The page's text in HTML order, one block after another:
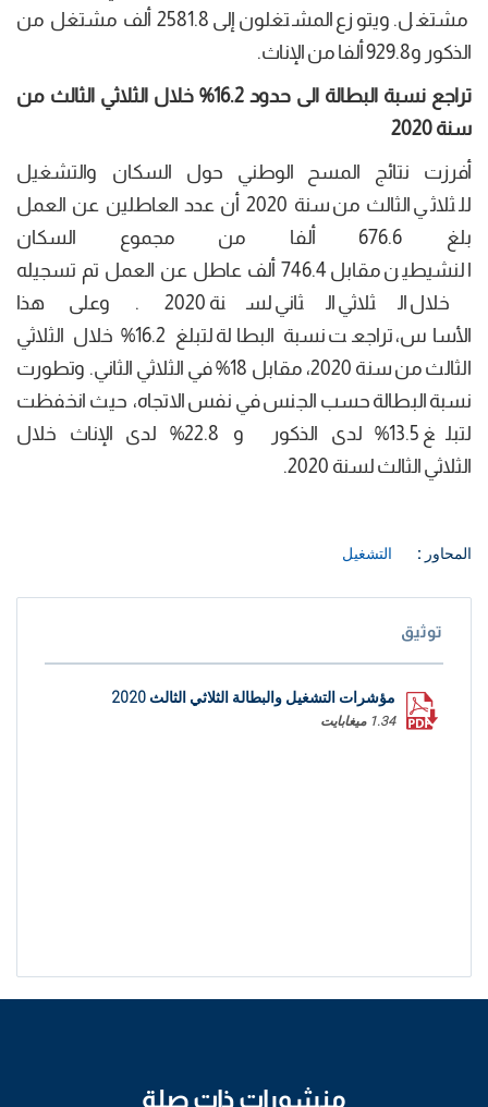
مشتغل. ويتوزع المشتغلون إلى 2581.8 ألف مشتغل من
الذكور و929.8 ألفا من الإناث.
تراجع نسبة البطالة الى حدود 16.2% خلال الثلاثي الثالث من
سنة 2020
أفرزت نتائج المسح الوطني حول السكان والتشغيل
للثلاثي الثالث من سنة 2020 أن عدد العاطلين عن العمل
بلغ 676.6 ألفا من مجموع السكان
النشيطين مقابل 746.4 ألف عاطل عن العمل تم تسجيله
خلال الثلاثي الثاني لسنة 2020 . وعلى هذا
الأساس، تراجعت نسبة البطالة لتبلغ 16.2% خلال الثلاثي
الثالث من سنة 2020، مقابل 18% في الثلاثي الثاني. وتطورت
نسبة البطالة حسب الجنس في نفس الاتجاه، حيث انخفظت
لتبلغ 13.5% لدى الذكور و 22.8% لدى الإناث خلال
الثلاثي الثالث لسنة 2020.
المحاور : التشغيل
توثيق
مؤشرات التشغيل والبطالة الثلاثي الثالث 2020
1.34 ميغابايت
منشورات ذات صلة